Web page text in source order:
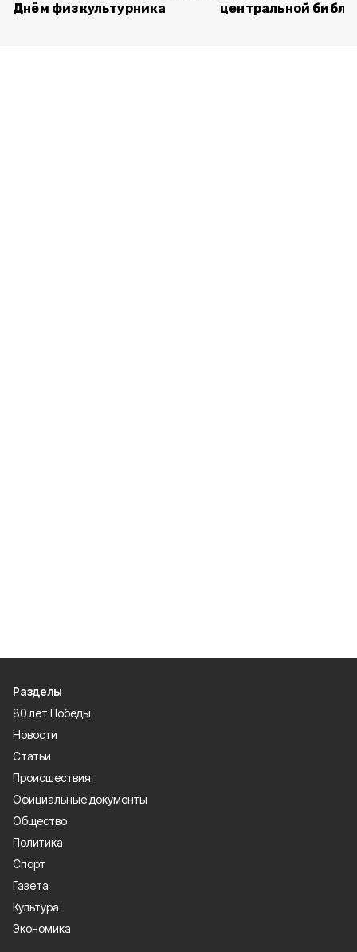
Днём физкультурника
центральной
Разделы
80 лет Победы
Новости
Статьи
Происшествия
Официальные документы
Общество
Политика
Спорт
Газета
Культура
Экономика